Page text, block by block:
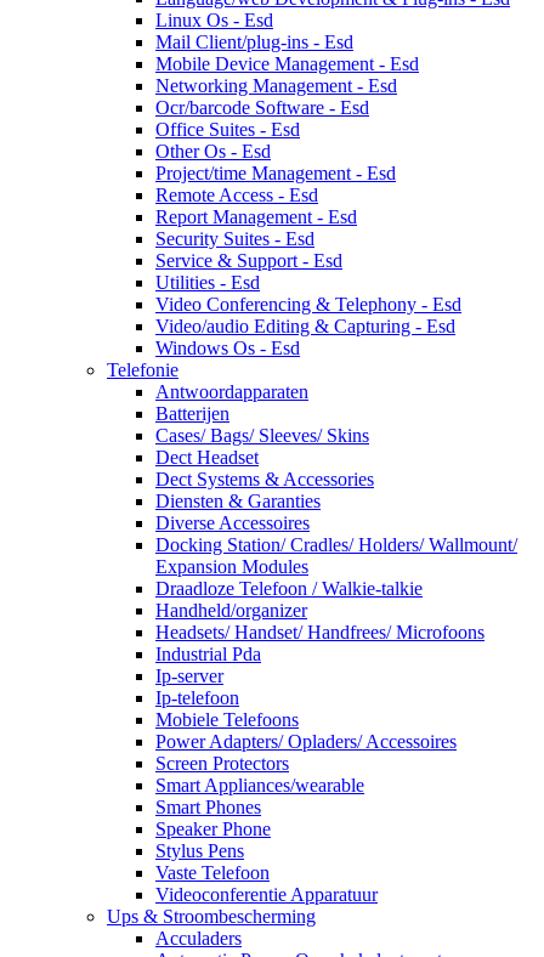
Linux Os - Esd
Mail Client/plug-ins - Esd
Mobile Device Management - Esd
Networking Management - Esd
Ocr/barcode Software - Esd
Office Suites - Esd
Other Os - Esd
Project/time Management - Esd
Remote Access - Esd
Report Management - Esd
Security Suites - Esd
Service & Support - Esd
Utilities - Esd
Video Conferencing & Telephony - Esd
Video/audio Editing & Capturing - Esd
Windows Os - Esd
Telefonie
Antwoordapparaten
Batterijen
Cases/ Bags/ Sleeves/ Skins
Dect Headset
Dect Systems & Accessories
Diensten & Garanties
Diverse Accessoires
Docking Station/ Cradles/ Holders/ Wallmount/
Expansion Modules
Draadloze Telefoon / Walkie-talkie
Handheld/organizer
Headsets/ Handset/ Handfrees/ Microfoons
Industrial Pda
Ip-server
Ip-telefoon
Mobiele Telefoons
Power Adapters/ Opladers/ Accessoires
Screen Protectors
Smart Appliances/wearable
Smart Phones
Speaker Phone
Stylus Pens
Vaste Telefoon
Videoconferentie Apparatuur
Ups & Stroombescherming
Acculaders